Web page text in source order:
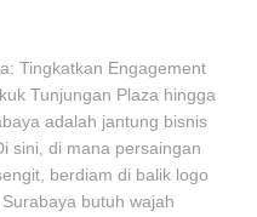
Tingkatkan Engagement
Tunjungan Plaza hingga
adalah jantung bisnis
sini, di mana persaingan
berdiam di balik logo
butuh wajah